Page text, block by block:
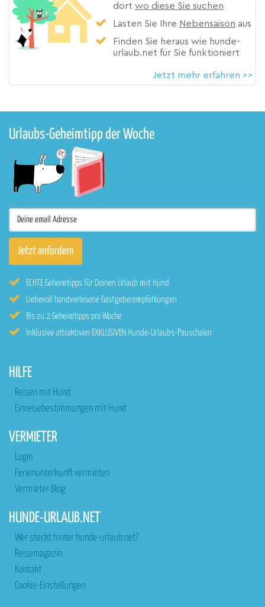
dort wo diese Sie suchen
Lasten Sie Ihre Nebensaison aus
Finden Sie heraus wie hunde-
urlaub.net für Sie funktioniert
Jetzt mehr erfahren >>
Urlaubs-Geheimtipp der Woche
ECHTE Geheimtipps für Deinen Urlaub mit Hund
Liebevoll handverlesene Gastgeberempfehlungen
Bis zu 2 Geheimtipps pro Woche
Inklusive attraktiven EXKLUSIVEN Hunde-Urlaubs-Pauschalen
HILFE
Reisen mit Hund
Einreisebestimmungen mit Hund
VERMIETER
Login
Ferienunterkunft vermieten
Vermieter Blog
HUNDE-URLAUB.NET
Wer steckt hinter hunde-urlaub.net?
Reisemagazin
Kontakt
Cookie-Einstellungen